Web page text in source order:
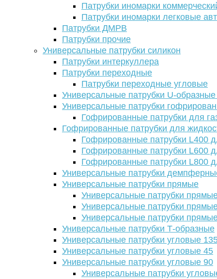
Патрубки иномарки
Патрубки иномарки легковые
Патрубки ДМРВ
Патрубки прочие
Универсальные патрубки силикон
Патрубки интеркуллера
Патрубки переходные
Патрубки переходные угловые
Универсальные патрубки U-
Универсальные патрубки
Гофрированные патрубки для
Гофрированные патрубки для
Гофрированные патрубки L400
Гофрированные патрубки L600
Гофрированные патрубки L800
Универсальные патрубки
Универсальные патрубки прямые
Универсальные патрубки
Универсальные патрубки
Универсальные патрубки
Универсальные патрубки Т-образные
Универсальные патрубки угловые
Универсальные патрубки угловые 45
Универсальные патрубки угловые 90
Универсальные патрубки